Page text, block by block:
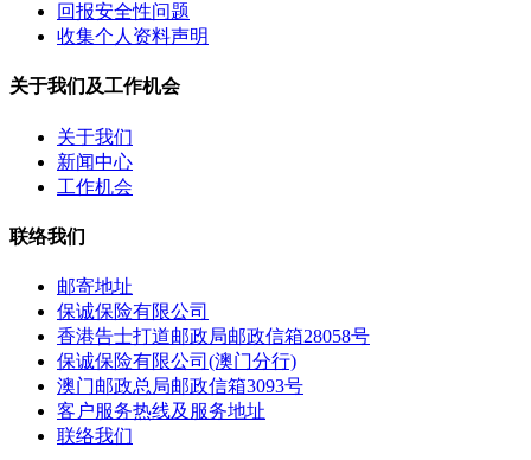
回报安全性问题
收集个人资料声明
关于我们及工作机会
关于我们
新闻中心
工作机会
联络我们
邮寄地址
保诚保险有限公司
香港告士打道邮政局邮政信箱28058号
保诚保险有限公司(澳门分行)
澳门邮政总局邮政信箱3093号
客户服务热线及服务地址
联络我们